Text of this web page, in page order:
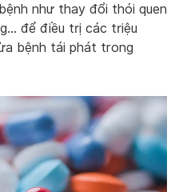
như thay đổi thói quen
để điều trị các triệu
bệnh tái phát trong